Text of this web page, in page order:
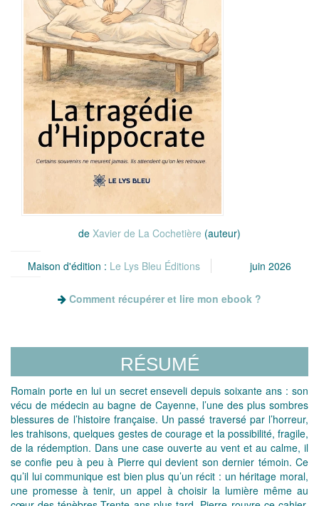
de Xavier de La Cochetière (auteur)
Maison d'édition : Le Lys Bleu Éditions juin 2026
Comment récupérer et lire mon ebook ?
RÉSUMÉ
Romain porte en lui un secret enseveli depuis soixante ans : son
vécu de médecin au bagne de Cayenne, l’une des plus sombres
blessures de l’histoire française. Un passé traversé par l’horreur,
les trahisons, quelques gestes de courage et la possibilité, fragile,
de la rédemption. Dans une case ouverte au vent et au calme, il
se confie peu à peu à Pierre qui devient son dernier témoin. Ce
qu’il lui communique est bien plus qu’un récit : un héritage moral,
une promesse à tenir, un appel à choisir la lumière même au